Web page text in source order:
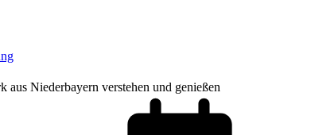
aus Niederbayern verstehen und genießen